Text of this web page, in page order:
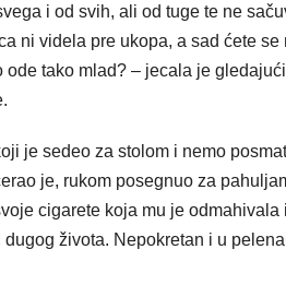
i od svih, ali od tuge te ne
ni videla pre ukopa, a sad ćete
tako mlad? – jecala je
je sedeo za stolom i nemo
je, rukom posegnuo za
cigarete koja mu je
života. Nepokretan i u